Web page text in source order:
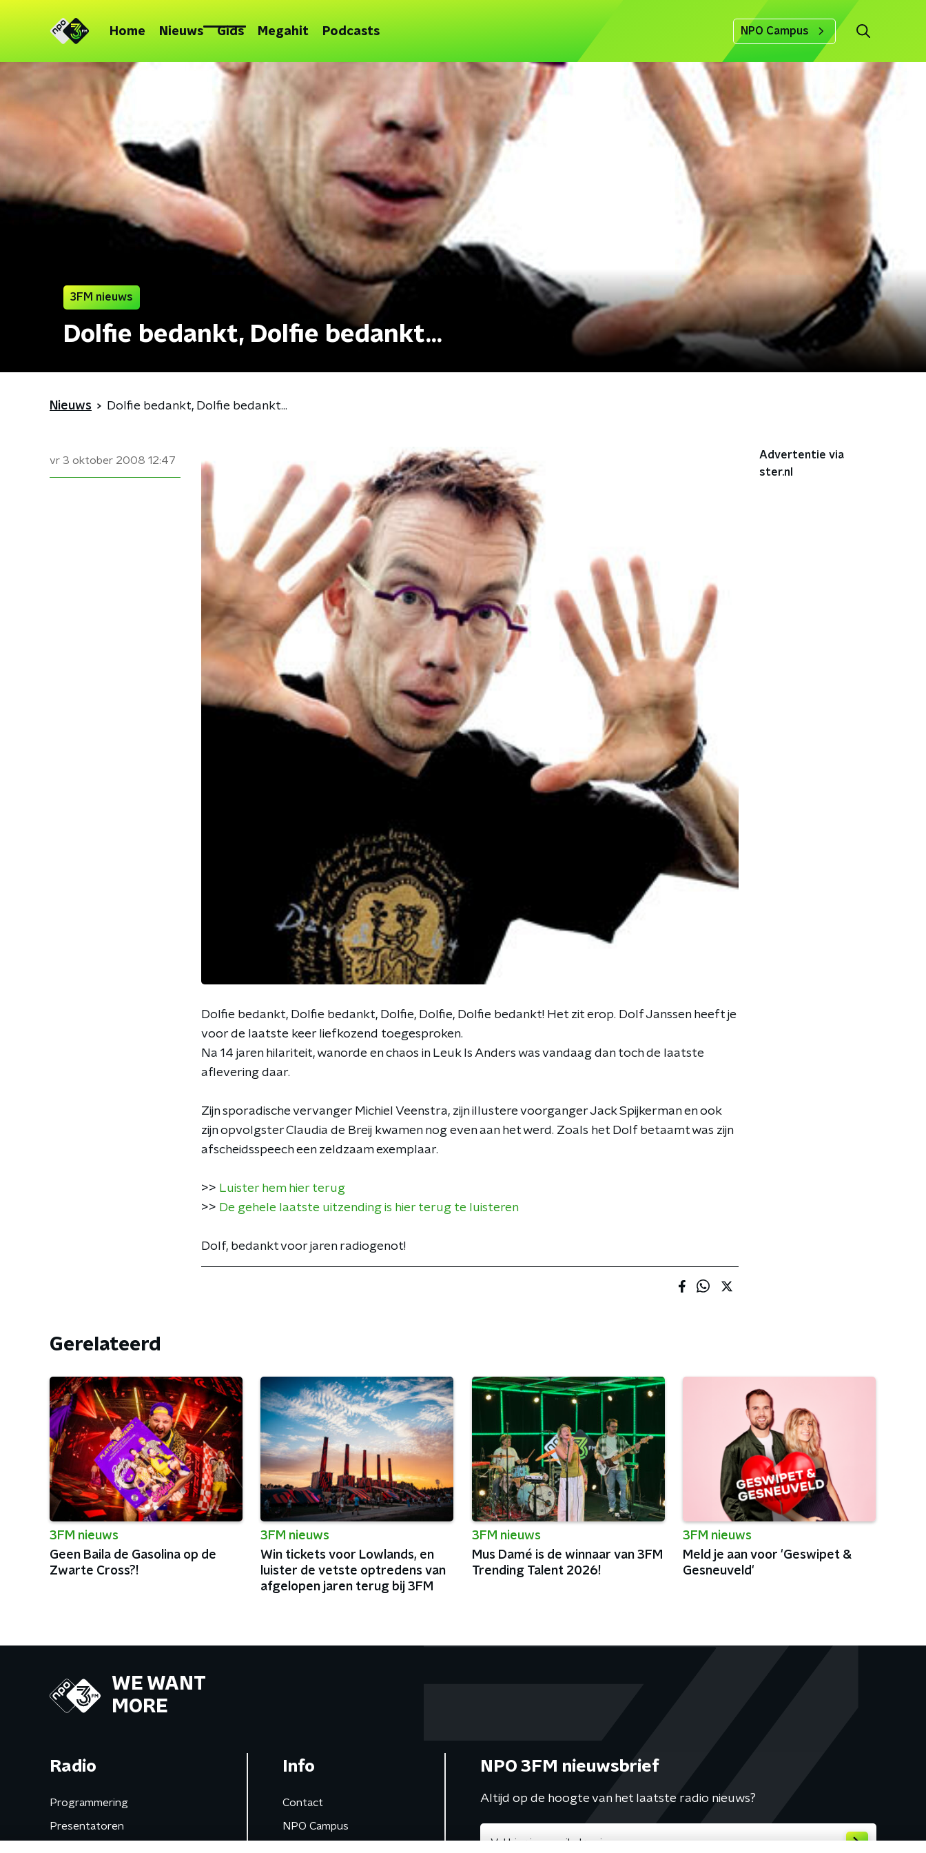
Home Nieuws Gids Megahit Podcasts NPO Campus
3FM nieuws
Dolfie bedankt, Dolfie bedankt...
Nieuws Dolfie bedankt, Dolfie bedankt...
vr 3 oktober 2008 12:47
Dolfie bedankt, Dolfie bedankt, Dolfie, Dolfie, Dolfie bedankt! Het zit erop. Dolf Janssen heeft je
voor de laatste keer liefkozend toegesproken.
Na 14 jaren hilariteit, wanorde en chaos in Leuk Is Anders was vandaag dan toch de laatste
aflevering daar.
Zijn sporadische vervanger Michiel Veenstra, zijn illustere voorganger Jack Spijkerman en ook
zijn opvolgster Claudia de Breij kwamen nog even aan het werd. Zoals het Dolf betaamt was zijn
afscheidsspeech een zeldzaam exemplaar.
>> Luister hem hier terug
>> De gehele laatste uitzending is hier terug te luisteren
Dolf, bedankt voor jaren radiogenot!
Advertentie via
ster.nl
Gerelateerd
3FM nieuws
Geen Baila de Gasolina op de
Zwarte Cross?!
3FM nieuws
Win tickets voor Lowlands, en
luister de vetste optredens van
afgelopen jaren terug bij 3FM
3FM nieuws
Mus Damé is de winnaar van 3FM
Trending Talent 2026!
3FM nieuws
Meld je aan voor 'Geswipet &
Gesneuveld'
WE WANT
MORE
Radio
Programmering
Presentatoren
Info
Contact
NPO Campus
NPO 3FM nieuwsbrief
Altijd op de hoogte van het laatste radio nieuws?